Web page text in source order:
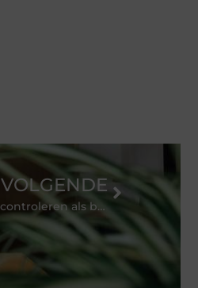
VOLGENDE
Normen voor organisaties controleren als beroep